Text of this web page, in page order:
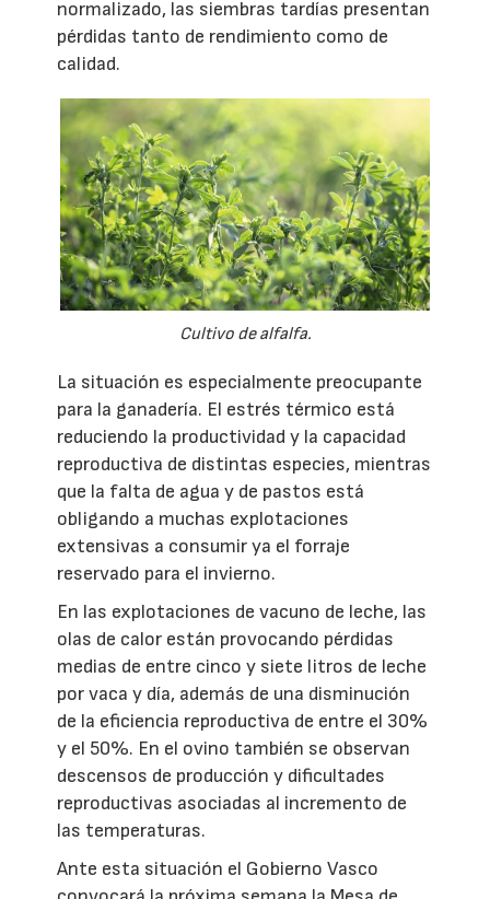
normalizado, las siembras tardías presentan
pérdidas tanto de rendimiento como de
calidad.
Cultivo de alfalfa.
La situación es especialmente preocupante
para la ganadería. El estrés térmico está
reduciendo la productividad y la capacidad
reproductiva de distintas especies, mientras
que la falta de agua y de pastos está
obligando a muchas explotaciones
extensivas a consumir ya el forraje
reservado para el invierno.
En las explotaciones de vacuno de leche, las
olas de calor están provocando pérdidas
medias de entre cinco y siete litros de leche
por vaca y día, además de una disminución
de la eficiencia reproductiva de entre el 30%
y el 50%. En el ovino también se observan
descensos de producción y dificultades
reproductivas asociadas al incremento de
las temperaturas.
Ante esta situación el Gobierno Vasco